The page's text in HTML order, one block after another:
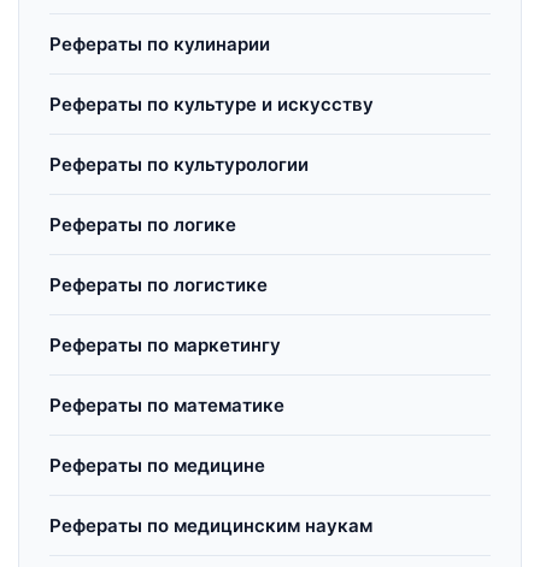
Рефераты по кулинарии
Рефераты по культуре и искусству
Рефераты по культурологии
Рефераты по логике
Рефераты по логистике
Рефераты по маркетингу
Рефераты по математике
Рефераты по медицине
Рефераты по медицинским наукам